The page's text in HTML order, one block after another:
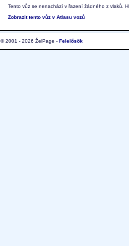
Tento vůz se nenachází v řazení žádného z vlaků.
Zobrazit tento vůz v Atlasu vozů
© 2001 - 2026 ŽelPage - Felelősök